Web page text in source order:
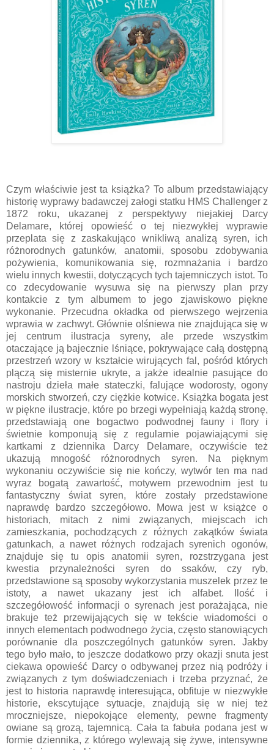
Czym właściwie jest ta książka? To album przedstawiający
historię wyprawy badawczej załogi statku HMS Challenger z
1872 roku, ukazanej z perspektywy niejakiej Darcy
Delamare, której opowieść o tej niezwykłej wyprawie
przeplata się z zaskakująco wnikliwą analizą syren, ich
różnorodnych gatunków, anatomii, sposobu zdobywania
pożywienia, komunikowania się, rozmnażania i bardzo
wielu innych kwestii, dotyczących tych tajemniczych istot. To
co zdecydowanie wysuwa się na pierwszy plan przy
kontakcie z tym albumem to jego zjawiskowo piękne
wykonanie. Przecudna okładka od pierwszego wejrzenia
wprawia w zachwyt. Głównie olśniewa nie znajdująca się w
jej centrum ilustracja syreny, ale przede wszystkim
otaczające ją bajecznie lśniące, pokrywające całą dostępną
przestrzeń wzory w kształcie wirujących fal, pośród których
plączą się misternie ukryte, a jakże idealnie pasujące do
nastroju dzieła małe stateczki, falujące wodorosty, ogony
morskich stworzeń, czy ciężkie kotwice. Książka bogata jest
w piękne ilustracje, które po brzegi wypełniają każdą stronę,
przedstawiają one bogactwo podwodnej fauny i flory i
świetnie komponują się z regularnie pojawiającymi się
kartkami z dziennika Darcy Delamare, oczywiście też
ukazują mnogość różnorodnych syren. Na pięknym
wykonaniu oczywiście się nie kończy, wytwór ten ma nad
wyraz bogatą zawartość, motywem przewodnim jest tu
fantastyczny świat syren, które zostały przedstawione
naprawdę bardzo szczegółowo. Mowa jest w książce o
historiach, mitach z nimi związanych, miejscach ich
zamieszkania, pochodzących z różnych zakątków świata
gatunkach, a nawet różnych rodzajach syrenich ogonów,
znajduje się tu opis anatomii syren, rozstrzygana jest
kwestia przynależności syren do ssaków, czy ryb,
przedstawione są sposoby wykorzystania muszelek przez te
istoty, a nawet ukazany jest ich alfabet. Ilość i
szczegółowość informacji o syrenach jest porażająca, nie
brakuje też przewijających się w tekście wiadomości o
innych elementach podwodnego życia, często stanowiących
porównanie dla poszczególnych gatunków syren. Jakby
tego było mało, to jeszcze dodatkowo przy okazji snuta jest
ciekawa opowieść Darcy o odbywanej przez nią podróży i
związanych z tym doświadczeniach i trzeba przyznać, że
jest to historia naprawdę interesująca, obfituje w niezwykłe
historie, ekscytujące sytuacje, znajdują się w niej też
mroczniejsze, niepokojące elementy, pewne fragmenty
owiane są grozą, tajemnicą. Cała ta fabuła podana jest w
formie dziennika, z którego wylewają się żywe, intensywne